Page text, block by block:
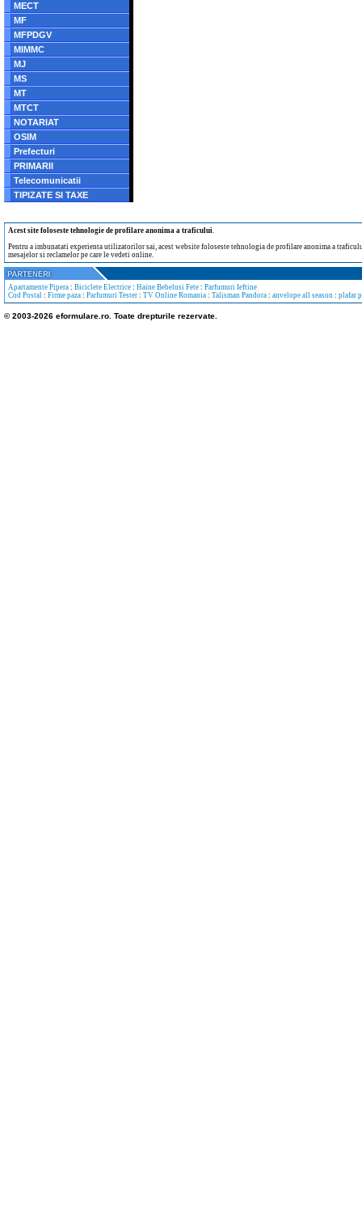
MECT
MF
MFPDGV
MIMMC
MJ
MS
MT
MTCT
NOTARIAT
OSIM
Prefecturi
PRIMARII
Telecomunicatii
TIPIZATE SI TAXE
Acest site foloseste tehnologie de profilare anonima a traficului.
Pentru a imbunatati experienta utilizatorilor sai, acest website foloseste tehnologia de profilare anonima a
mesajelor si reclamelor pe care le vedeti online.
Apartamente Pipera : Biciclete Electrice : Haine Bebelusi Fete : Parfumuri Ieftine
Cod Postal : Firme paza : Parfumuri Tester : TV Online Romania : Talisman Pandora : anvelope all season : plafar
© 2003-2026 eformulare.ro. Toate drepturile rezervate.